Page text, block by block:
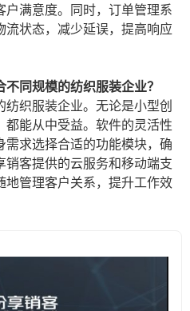
满意度。同时，订单管理系
状态，减少延误，提高响应
同规模的纺织服装企业？
织服装企业。无论是小型创
能从中受益。软件的灵活性
求选择合适的功能模块，确
客提供的云服务和移动端支
管理客户关系，提升工作效